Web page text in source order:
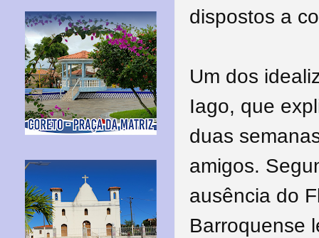
dispostos a
Um dos
Iago, que
duas
amigos.
ausência do
Barroquense